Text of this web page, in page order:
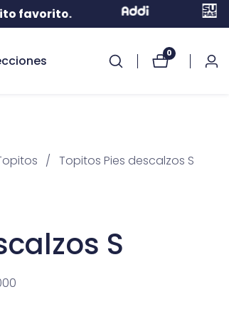
00
artículos
Topitos Pies descalzos S
S